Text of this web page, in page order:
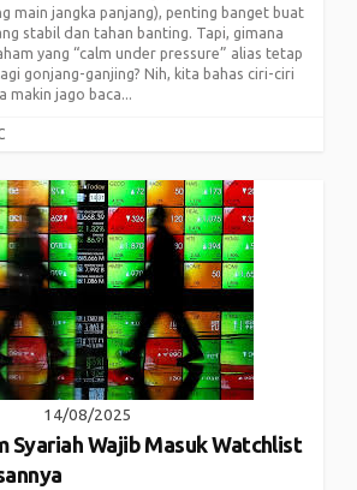
main jangka panjang), penting banget buat
stabil dan tahan banting. Tapi, gimana
yang “calm under pressure” alias tetap
gonjang-ganjing? Nih, kita bahas ciri-ciri
makin jago baca...
14/08/2025
Syariah Wajib Masuk Watchlist